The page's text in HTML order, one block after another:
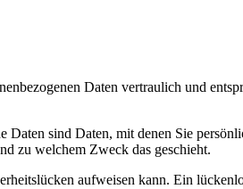
Daten vertraulich und
Daten sind Daten, mit denen Sie
zu welchem Zweck das geschieht.
aufweisen kann. Ein